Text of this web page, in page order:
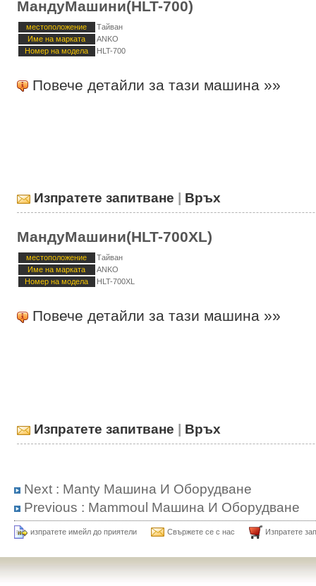
МандуМашини(HLT-700)
местоположение
Тайван
Име на марката
ANKO
Номер на модела
HLT-700
Повече детайли за тази машина »»
Изпратете запитване | Връх
МандуМашини(HLT-700XL)
местоположение
Тайван
Име на марката
ANKO
Номер на модела
HLT-700XL
Повече детайли за тази машина »»
Изпратете запитване | Връх
Next : Manty Машина И Оборудване
Previous : Mammoul Машина И Оборудване
изпратете имейл до приятели Свържете се с нас Изпратете